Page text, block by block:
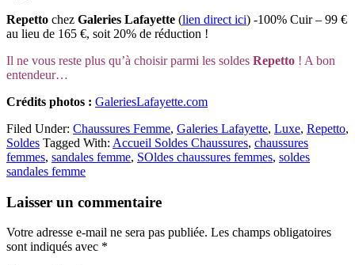
Repetto chez Galeries Lafayette (lien direct ici) -100% Cuir – 99 €
au lieu de 165 €, soit 20% de réduction !
Il ne vous reste plus qu’à choisir parmi les soldes Repetto ! A bon
entendeur…
Crédits photos : GaleriesLafayette.com
Filed Under: Chaussures Femme, Galeries Lafayette, Luxe, Repetto,
Soldes Tagged With: Accueil Soldes Chaussures, chaussures
femmes, sandales femme, SOldes chaussures femmes, soldes
sandales femme
Reader
Laisser un commentaire
Votre adresse e-mail ne sera pas publiée. Les champs obligatoires
sont indiqués avec *